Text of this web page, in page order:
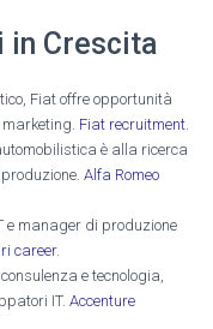
in Crescita
Fiat offre opportunità
Fiat recruitment
è alla ricerca
Alfa Romeo
e manager di produzione
career.
e tecnologia,
IT. Accenture